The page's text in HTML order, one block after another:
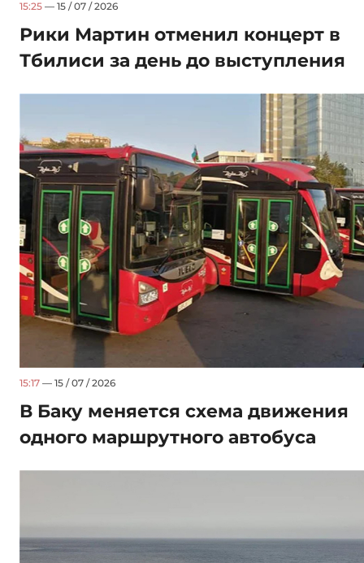
15:25 — 15 / 07 / 2026
Рики Мартин отменил концерт в
Тбилиси за день до выступления
15:17 — 15 / 07 / 2026
В Баку меняется схема движения
одного маршрутного автобуса